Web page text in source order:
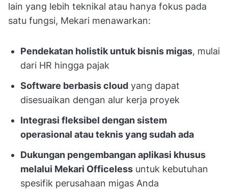
lain yang lebih teknikal atau hanya fokus pada
satu fungsi, Mekari menawarkan:
Pendekatan holistik untuk bisnis migas, mulai
dari HR hingga pajak
Software berbasis cloud yang dapat
disesuaikan dengan alur kerja proyek
Integrasi fleksibel dengan sistem
operasional atau teknis yang sudah ada
Dukungan pengembangan aplikasi khusus
melalui Mekari Officeless untuk kebutuhan
spesifik perusahaan migas Anda